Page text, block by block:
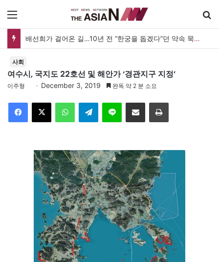
배선희가 걸어온 길…10년 전 “한궁을 돕겠다”던 약속 묵묵히 실천
사회
여수시, 국지도 22호선 및 해안가 ‘경관지구 지정’
이주형 December 3, 2019 완독 약 2 분 소요
Telegram 이메일